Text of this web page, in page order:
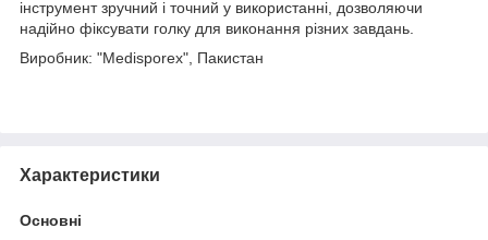
інструмент зручний і точний у використанні, дозволяючи
надійно фіксувати голку для виконання різних завдань.
Виробник: "Medisporex", Пакистан
Характеристики
Основні